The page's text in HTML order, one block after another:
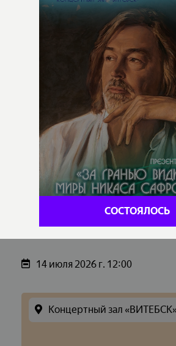
СОСТОЯЛОСЬ
14 июля 2026 г. 12:00
Концертный зал